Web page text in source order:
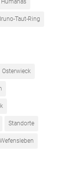
Taut-Ring
Osterwieck
Standorte
Wefensleben